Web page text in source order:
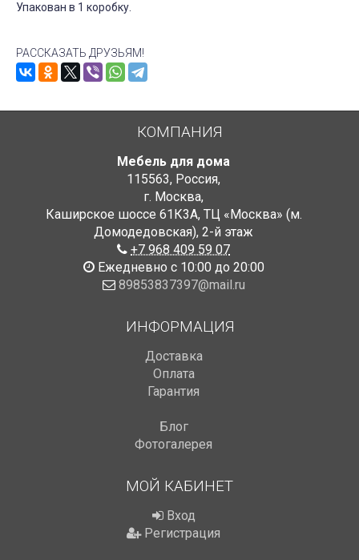
Упакован в 1 коробку.
РАССКАЗАТЬ ДРУЗЬЯМ!
КОМПАНИЯ
Мебель для дома
115563, Россия,
г. Москва,
Каширское шоссе 61К3А, ТЦ «Москва» (м.
Домодедовская), 2-й этаж
+7 968 409 59 07
Ежедневно с 10:00 до 20:00
89853837397@mail.ru
ИНФОРМАЦИЯ
Доставка
Оплата
Гарантия
Блог
Фотогалерея
МОЙ КАБИНЕТ
Вход
Регистрация